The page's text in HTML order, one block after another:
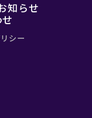
知らせ
シー